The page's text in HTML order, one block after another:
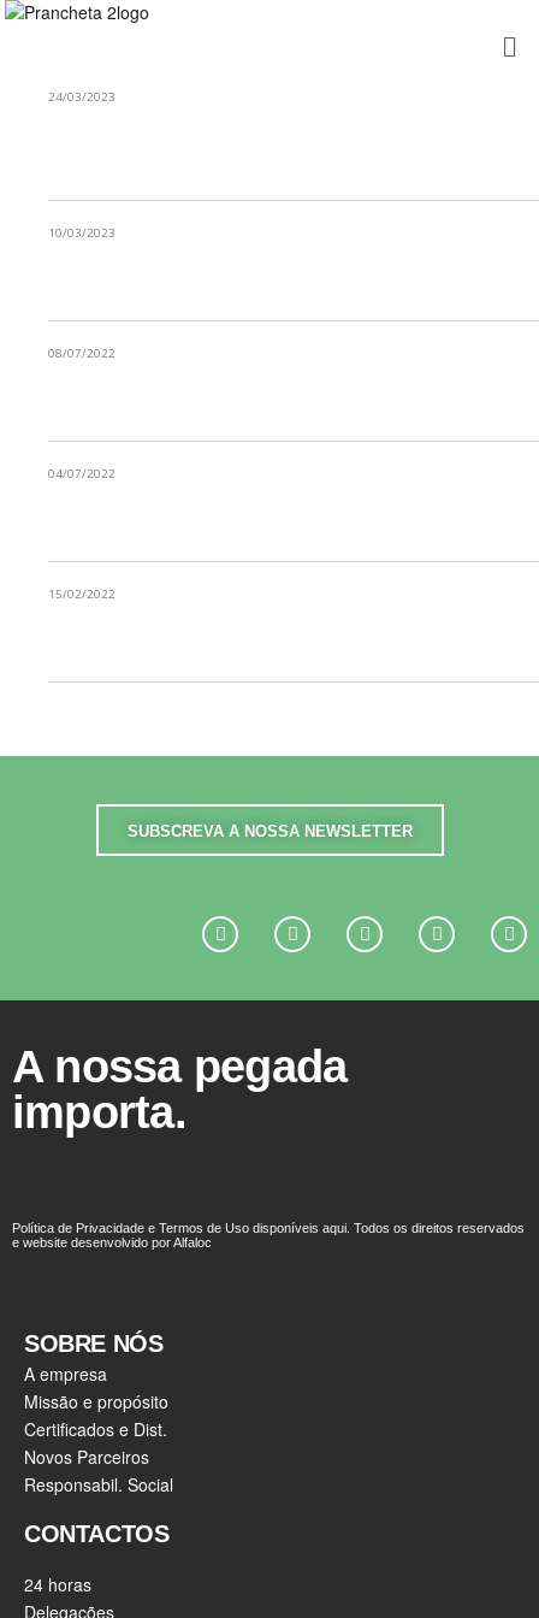
24/03/2023
10/03/2023
08/07/2022
04/07/2022
15/02/2022
SUBSCREVA A NOSSA NEWSLETTER
A nossa pegada
importa.
Política de Privacidade e Termos de Uso disponíveis aqui. Todos os direitos reservados
e website desenvolvido por Alfaloc
SOBRE NÓS
A empresa
Missão e propósito
Certificados e Dist.
Novos Parceiros
Responsabil. Social
CONTACTOS
24 horas
Delegações